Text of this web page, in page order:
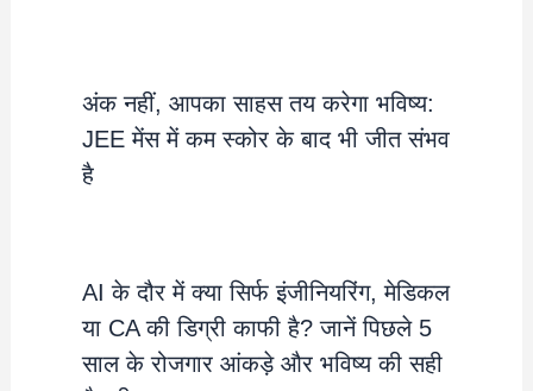
अंक नहीं, आपका साहस तय करेगा भविष्य:
JEE मेंस में कम स्कोर के बाद भी जीत संभव
है
AI के दौर में क्या सिर्फ इंजीनियरिंग, मेडिकल
या CA की डिग्री काफी है? जानें पिछले 5
साल के रोजगार आंकड़े और भविष्य की सही